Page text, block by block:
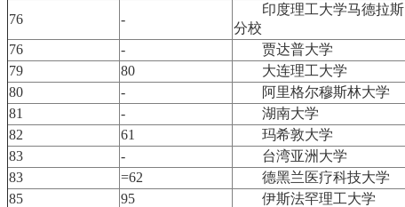
76 -
印度理工大学马德拉斯
分校
76 - 贾达普大学
79
80 大连理工大学
80
- 阿里格尔穆斯林大学
81
- 湖南大学
82
61 玛希敦大学
83
- 台湾亚洲大学
83
=62 德黑兰医疗科技大学
85
95 伊斯法罕理工大学